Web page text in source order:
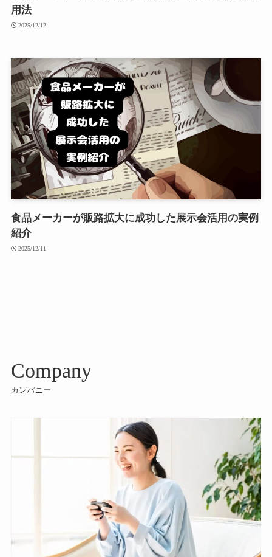
用法
2025/12/12
食品メーカーが販路拡大に成功した展示会活用の実例
紹介
2025/12/11
Company
カンパニー